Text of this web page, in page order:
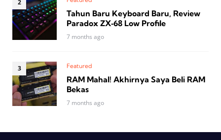
Tahun Baru Keyboard Baru, Review
Paradox ZX‑68 Low Profile
7 months ago
Featured
RAM Mahal! Akhirnya Saya Beli RAM
Bekas
7 months ago